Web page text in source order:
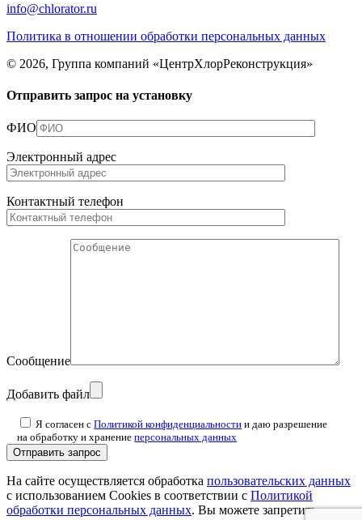
info@chlorator.ru
Политика в отношении обработки персональных данных
© 2026, Группа компаний «ЦентрХлорРеконструкция»
Отправить запрос на установку
ФИО
Электронный адрес
Контактный телефон
Сообщение
Добавить файл
Я согласен сПолитикой конфиденциальности и даю разрешение
на обработку и хранениеперсональных данных
На сайте осуществляется обработка пользовательских данных
с использованием Cookies в соответствии с Политикой
обработки персональных данных. Вы можете запретить